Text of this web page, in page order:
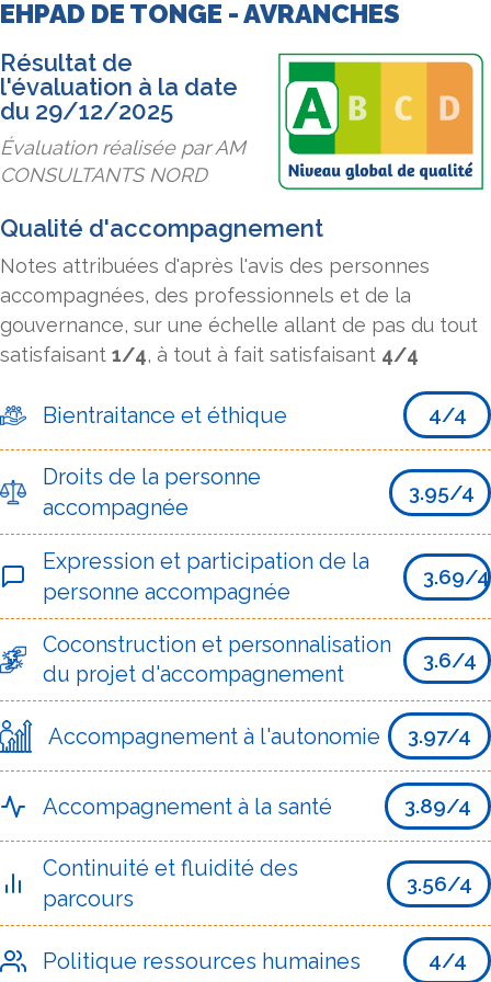
EHPAD DE TONGE - AVRANCHES
Résultat de
l'évaluation à la date
du 29/12/2025
Évaluation réalisée par AM
CONSULTANTS NORD
Qualité d'accompagnement
Notes attribuées d'après l'avis des personnes
accompagnées, des professionnels et de la
gouvernance, sur une échelle allant de pas du tout
satisfaisant 1/4, à tout à fait satisfaisant 4/4
Bientraitance et éthique 4/4
Droits de la personne
accompagnée
3.95/4
Expression et participation de la
personne accompagnée
3.69/4
Coconstruction et personnalisation
du projet d'accompagnement
3.6/4
Accompagnement à l'autonomie 3.97/4
Accompagnement à la santé 3.89/4
Continuité et fluidité des
parcours
3.56/4
Politique ressources humaines 4/4